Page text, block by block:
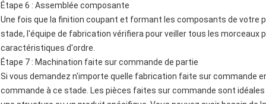
Étape 6 : Assemblée composante
Une fois que la finition coupant et formant les composants de votre
stade, l'équipe de fabrication vérifiera pour veiller tous les morceaux
caractéristiques d'ordre.
Étape 7 : Machination faite sur commande de partie
Si vous demandez n'importe quelle fabrication faite sur commande
commande à ce stade. Les pièces faites sur commande sont